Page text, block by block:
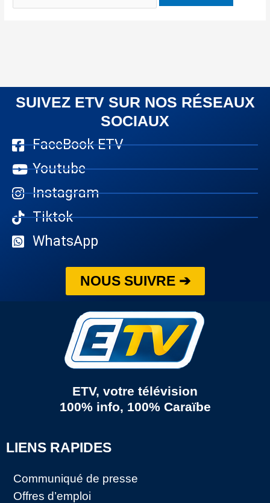
SUIVEZ ETV SUR NOS RÉSEAUX
SOCIAUX
FaceBook ETV
Youtube
Instagram
Tiktok
WhatsApp
NOUS SUIVRE ➔
ETV, votre télévision
100% info, 100% Caraïbe
LIENS RAPIDES
Communiqué de presse
Offres d’emploi